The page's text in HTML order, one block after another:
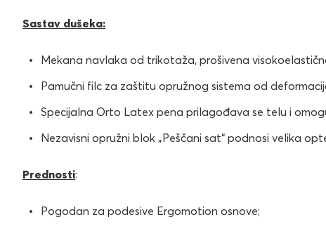
Sastav dušeka:
Mekana navlaka od trikotaža, prošivena
Pamučni filc za zaštitu opružnog sistema od
Specijalna Orto Latex pena prilagođava se telu i
Nezavisni opružni blok „Peščani sat“ podnosi velika
Prednosti:
Pogodan za podesive Ergomotion osnove;